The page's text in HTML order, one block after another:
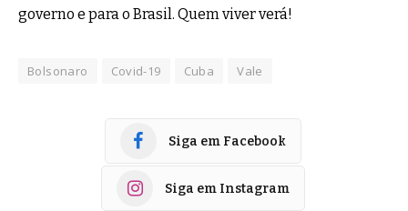
governo e para o Brasil. Quem viver verá!
Bolsonaro Covid-19 Cuba Vale
Siga em Facebook
Siga em Instagram